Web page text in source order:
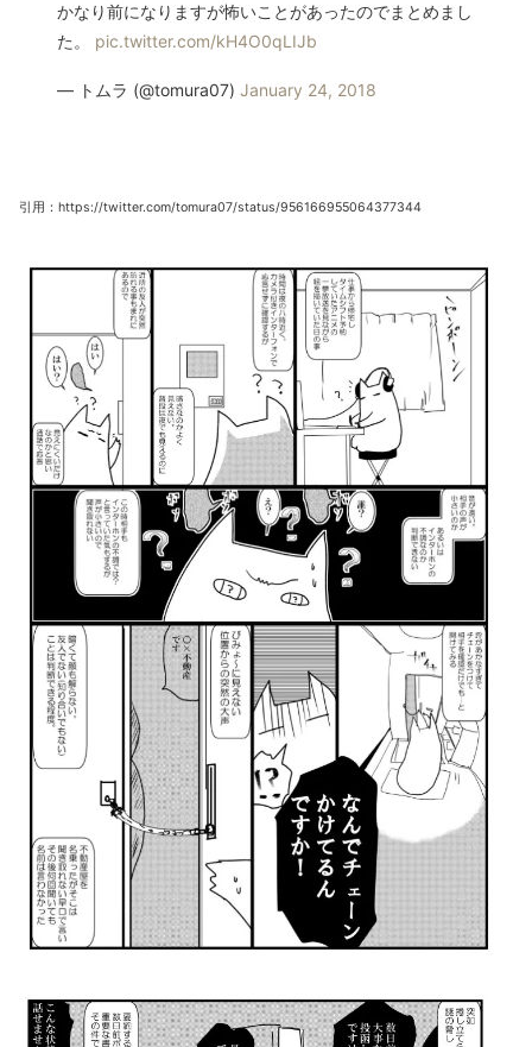
かなり前になりますが怖いことがあったのでまとめまし
た。 pic.twitter.com/kH4O0qLIJb
— トムラ (@tomura07) January 24, 2018
引用：https://twitter.com/tomura07/status/956166955064377344